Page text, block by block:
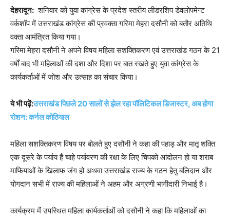
देहरादून: शनिवार को युवा कांग्रेस के प्रदेश स्तरीय लीडरशिप डेवलोपमेन्ट
वर्कशॉप में उत्तराखंड कांग्रेस की प्रवक्ता गरिमा मेहरा दसौनी को बतौर अतिथि
वक्ता आमंत्रित किया गया।
गरिमा मेहरा दसौनी ने अपने विषय महिला सशक्तिकरण एवं उत्तराखंड गठन के 21
वर्षों बाद भी महिलाओं की दशा और दिशा पर बात रखते हुए युवा कांग्रेस के
कार्यकर्ताओं में जोश और उत्साह का संचार किया।
ये भी पढ़ें:उत्तराखंड पिछले 20 सालों से झेल रहा पॉलिटिकल डिजास्टर, अब होगा
रोशन: कर्नल कोठियाल
महिला सशक्तिकरण विषय पर बोलते हुए दसौनी ने कहा की पहाड़ और मातृ शक्ति
एक दूसरे के पर्याय हैं चाहे पर्यावरण की रक्षा के लिए चिपको आंदोलन हो या शराब
माफियाओं के खिलाफ जंग हो अथवा उत्तराखंड राज्य के गठन हेतु बलिदान और
योगदान सभी में राज्य की महिलाओं ने अहम और अग्रणी भागीदारी निभाई है।
कार्यक्रम में उपस्थित महिला कार्यकर्ताओं को दसौनी ने कहा कि महिलाओं का